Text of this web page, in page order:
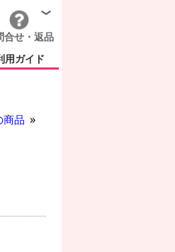
合せ・返品
用ガイド
商品